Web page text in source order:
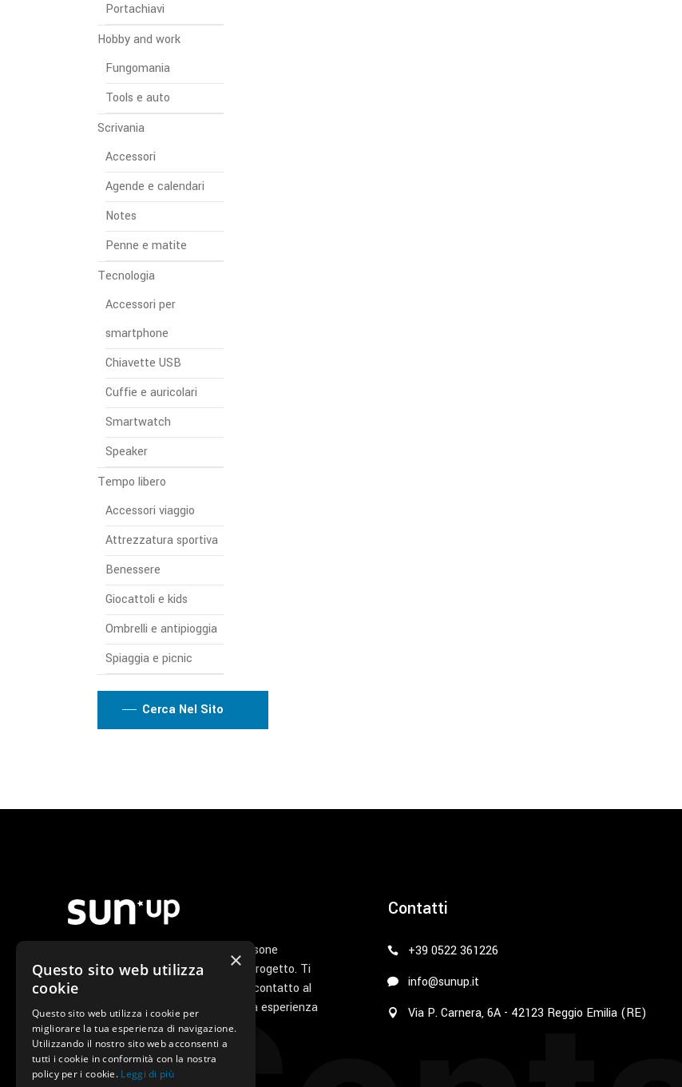
Portachiavi
Hobby and work
Fungomania
Tools e auto
Scrivania
Accessori
Agende e calendari
Notes
Penne e matite
Tecnologia
Accessori per
smartphone
Chiavette USB
Cuffie e auricolari
Smartwatch
Speaker
Tempo libero
Accessori viaggio
Attrezzatura sportiva
Benessere
Giocattoli e kids
Ombrelli e antipioggia
Spiaggia e picnic
Cerca Nel Sito
Noi di Sunup siamo un gruppo di persone
appassionate che ha a cuore il tuo progetto. Ti
seguiamo personalmente dal primo contatto al
servizio di post vendita perché la tua esperienza
con noi sia unica e speciale.
Contatti
+39 0522 361226
info@sunup.it
Via P. Carnera, 6A - 42123 Reggio Emilia (RE)
×
Questo sito web utilizza
cookie
Questo sito web utilizza i cookie per
migliorare la tua esperienza di navigazione.
Utilizzando il nostro sito web acconsenti a
tutti i cookie in conformità con la nostra
policy per i cookie. Leggi di più